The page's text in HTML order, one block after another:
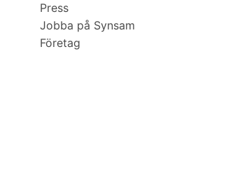
Press
Jobba på Synsam
Företag